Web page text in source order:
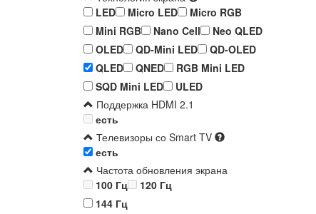
LED
Micro LED
Micro RGB
Mini RGB
Nano Cell
Neo QLED
OLED
QD-Mini LED
QD-OLED
QLED
QNED
RGB Mini LED
SQD Mini LED
ULED
Поддержка HDMI 2.1
есть
Телевизоры со Smart TV
есть
Частота обновления экрана
100 Гц
120 Гц
144 Гц